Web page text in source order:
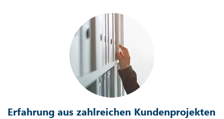
Erfahrung aus zahlreichen Kundenprojekten